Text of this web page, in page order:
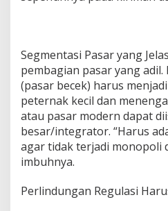
Segmentasi Pasar yang
pembagian pasar yang
(pasar becek) harus
peternak kecil dan
atau pasar modern dapat
besar/integrator. “Harus
agar tidak terjadi monopoli
imbuhnya.
Perlindungan Regulasi